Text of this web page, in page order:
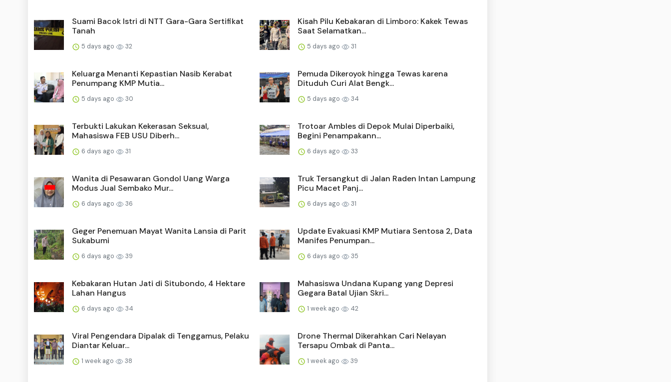
Suami Bacok Istri di NTT Gara-Gara Sertifikat
Tanah
5 days ago 32
Kisah Pilu Kebakaran di Limboro: Kakek Tewas
Saat Selamatkan...
5 days ago 31
Keluarga Menanti Kepastian Nasib Kerabat
Penumpang KMP Mutia...
5 days ago 30
Pemuda Dikeroyok hingga Tewas karena
Dituduh Curi Alat Bengk...
5 days ago 34
Terbukti Lakukan Kekerasan Seksual,
Mahasiswa FEB USU Diberh...
6 days ago 31
Trotoar Ambles di Depok Mulai Diperbaiki,
Begini Penampakann...
6 days ago 33
Wanita di Pesawaran Gondol Uang Warga
Modus Jual Sembako Mur...
6 days ago 36
Truk Tersangkut di Jalan Raden Intan Lampung
Picu Macet Panj...
6 days ago 31
Geger Penemuan Mayat Wanita Lansia di Parit
Sukabumi
6 days ago 39
Update Evakuasi KMP Mutiara Sentosa 2, Data
Manifes Penumpan...
6 days ago 35
Kebakaran Hutan Jati di Situbondo, 4 Hektare
Lahan Hangus
6 days ago 34
Mahasiswa Undana Kupang yang Depresi
Gegara Batal Ujian Skri...
1 week ago 42
Viral Pengendara Dipalak di Tenggamus, Pelaku
Diantar Keluar...
1 week ago 38
Drone Thermal Dikerahkan Cari Nelayan
Tersapu Ombak di Panta...
1 week ago 39